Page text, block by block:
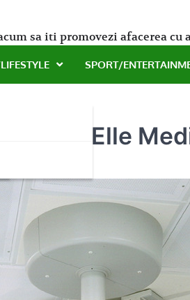
sa iti promovezi afacerea cu
SPORT/
New Elle